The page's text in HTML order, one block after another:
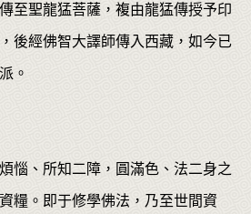
至聖龍猛菩薩，複由龍猛傳授予印
後經佛智大譯師傳入西藏，如今已
。
惱、所知二障，圓滿色、法二身之
糧。即于修學佛法，乃至世間資